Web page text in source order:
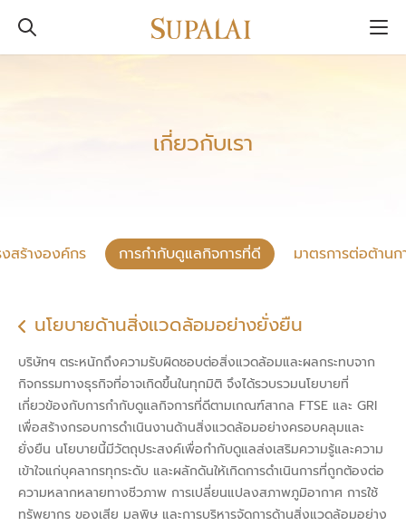
เกี่ยวกับเรา
งสร้างองค์กร การกำกับดูแลกิจการที่ดี มาตรการต่อต้าน
นโยบายด้านสิ่งแวดล้อมอย่างยั่งยืน
บริษัทฯ ตระหนักถึงความรับผิดชอบต่อสิ่งแวดล้อมและผลกระทบจาก
กิจกรรมทางธุรกิจที่อาจเกิดขึ้นในทุกมิติ จึงได้รวบรวมนโยบายที่
เกี่ยวข้องกับการกำกับดูแลกิจการที่ดีตามเกณฑ์สากล FTSE และ GRI
เพื่อสร้างกรอบการดำเนินงานด้านสิ่งแวดล้อมอย่างครอบคลุมและ
ยั่งยืน นโยบายนี้มีวัตถุประสงค์เพื่อกำกับดูแลส่งเสริมความรู้และความ
เข้าใจแก่บุคลากรทุกระดับ และผลักดันให้เกิดการดำเนินการที่ถูกต้องต่อ
ความหลากหลายทางชีวภาพ การเปลี่ยนแปลงสภาพภูมิอากาศ การใช้
ทรัพยากร ของเสีย มลพิษ และการบริหารจัดการด้านสิ่งแวดล้อมอย่าง